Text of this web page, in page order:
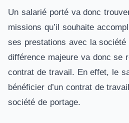
Un salarié porté va donc
missions qu’il souhaite
ses prestations avec la
différence majeure va donc se
contrat de travail. En effet, le
bénéficier d’un contrat de
société de portage.